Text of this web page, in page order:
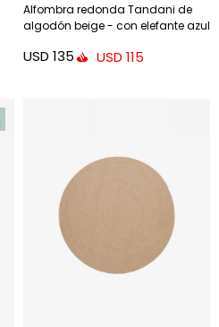
Alfombra redonda Tandani de
algodón beige - con elefante azul
USD 135 USD 115